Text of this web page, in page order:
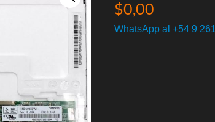
$0,00
WhatsApp al +54 9